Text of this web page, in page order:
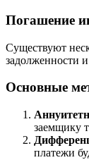
Погашение
Существуют
задолженности
Основные
заемщику
платежи